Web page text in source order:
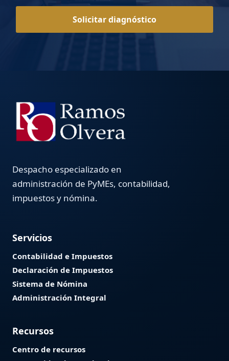
Solicitar diagnóstico
Despacho especializado en
administración de PyMEs, contabilidad,
impuestos y nómina.
Servicios
Contabilidad e Impuestos
Declaración de Impuestos
Sistema de Nómina
Administración Integral
Recursos
Centro de recursos